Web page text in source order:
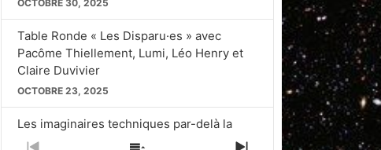
OCTOBRE 30, 2025
Table Ronde « Les Disparu·es » avec
Pacôme Thiellement, Lumi, Léo Henry et
Claire Duvivier
OCTOBRE 23, 2025
Les imaginaires techniques par-delà la
Silicon Valley